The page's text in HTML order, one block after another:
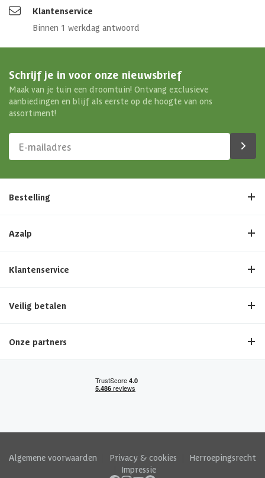
Klantenservice
Binnen 1 werkdag antwoord
Schrijf je in voor onze nieuwsbrief
Maak van je tuin een droomtuin! Ontvang exclusieve
aanbiedingen en blijf als eerste op de hoogte van ons
assortiment!
Bestelling
Azalp
Klantenservice
Veilig betalen
Onze partners
Algemene voorwaarden Privacy & cookies
Herroepingsrecht
Impressie